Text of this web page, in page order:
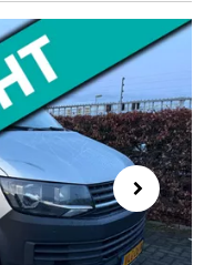
Next